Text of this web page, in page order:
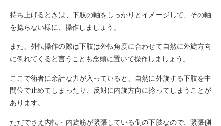
持ち上げるときは、下肢の軸をしっかりとイメージして、その軸
を捻らない様に、操作しましょう。
また、外転操作の際は下肢は外転角度に合わせて自然に外旋方向
に倒れてくると言うことも念頭に置いて操作しましょう。
ここで術者に余計な力が入っていると、自然に外旋する下肢を中
間位で止めてしまったり、反対に内旋方向に捻ってしまうことが
あります。
ただでさえ内転・内旋筋が緊張している側の下肢なので、緊張側